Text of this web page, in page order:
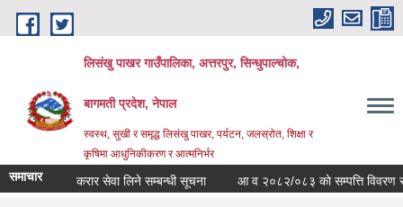
Skip to main content
लिसंखु पाखर गाउँपालिका, अत्तरपुर, सिन्धुपाल्चोक,
बागमती प्रदेश, नेपाल
स्वस्थ, सुखी र समृद्ध लिसंखु पाखर, पर्यटन, जलस्रोत, शिक्षा र
कृषिमा आधुनिकीकरण र आत्मनिर्भर
समाचार करार सेवा लिने सम्बन्धी सूचना आ व २०८२/०८३ काे सम्पत्ति विवरण